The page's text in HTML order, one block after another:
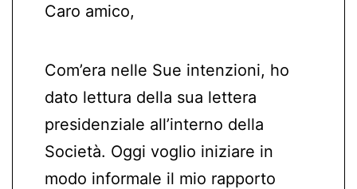
Caro amico,
Com’era nelle Sue intenzioni, ho
dato lettura della sua lettera
presidenziale all’interno della
Società. Oggi voglio iniziare in
modo informale il mio rapporto